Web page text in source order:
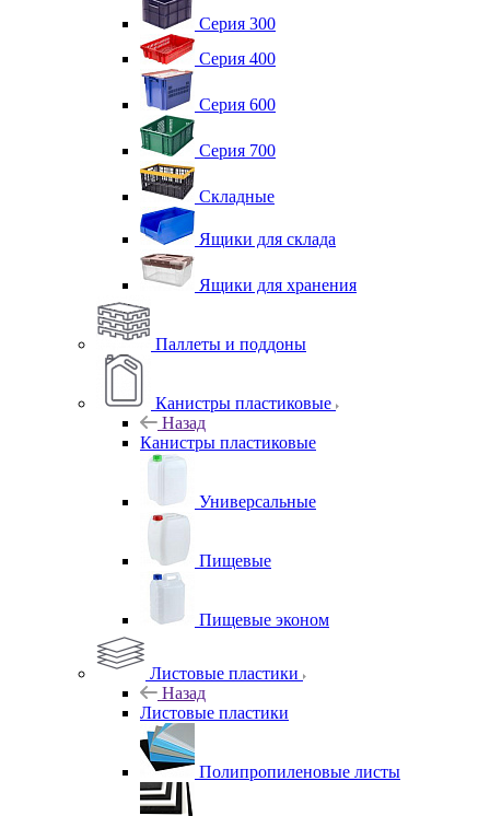
Серия 300
Серия 400
Серия 600
Серия 700
Складные
Ящики для склада
Ящики для хранения
Паллеты и поддоны
Канистры пластиковые
Назад
Канистры пластиковые
Универсальные
Пищевые
Пищевые эконом
Листовые пластики
Назад
Листовые пластики
Полипропиленовые листы